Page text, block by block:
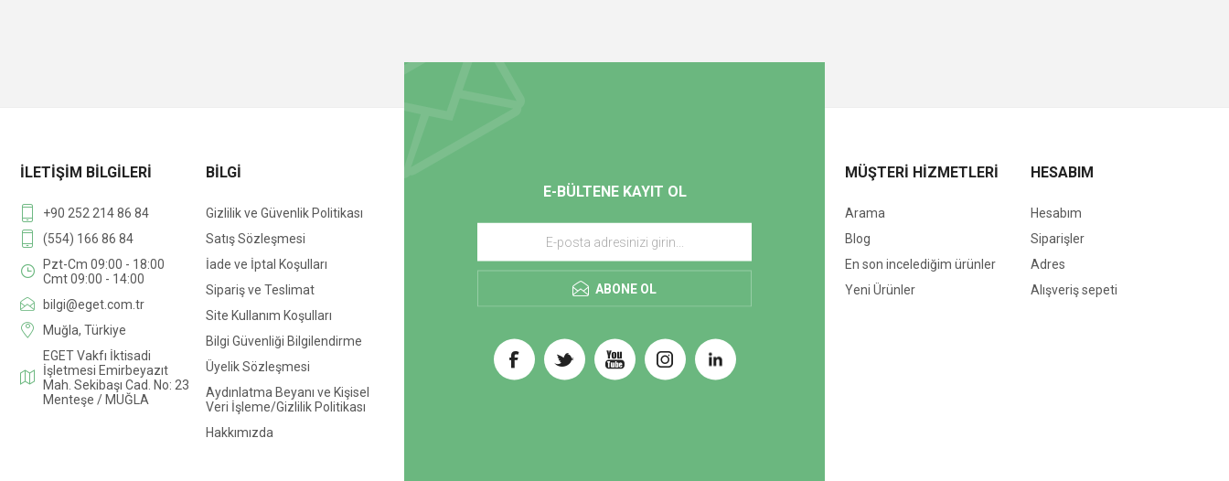
E-BÜLTENE KAYIT OL
ABONE OL
İLETIŞIM BILGILERI
+90 252 214 86 84
(554) 166 86 84
Pzt-Cm 09:00 - 18:00
Cmt 09:00 - 14:00
bilgi@eget.com.tr
Muğla, Türkiye
EGET Vakfı İktisadi
İşletmesi Emirbeyazıt
Mah. Sekibaşı Cad. No: 23
Menteşe / MUĞLA
BILGI
Gizlilik ve Güvenlik Politikası
Satış Sözleşmesi
İade ve İptal Koşulları
Sipariş ve Teslimat
Site Kullanım Koşulları
Bilgi Güvenliği Bilgilendirme
Üyelik Sözleşmesi
Aydınlatma Beyanı ve Kişisel
Veri İşleme/Gizlilik Politikası
Hakkımızda
MÜŞTERI HIZMETLERI
Arama
Blog
En son incelediğim ürünler
Yeni Ürünler
HESABIM
Hesabım
Siparişler
Adres
Alışveriş sepeti